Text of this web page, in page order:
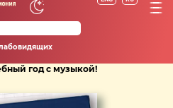
год с музыкой!